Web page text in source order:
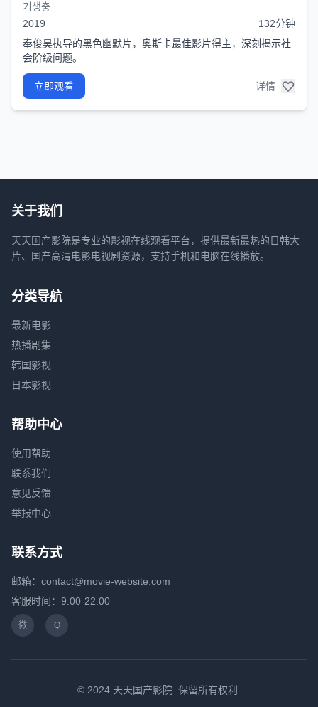
기생충
2019
132分钟
奉俊昊执导的黑色幽默片，奥斯卡最佳影片得主，深刻揭示社
会阶级问题。
立即观看 详情
关于我们
天天国产影院是专业的影视在线观看平台，提供最新最热的日韩大
片、国产高清电影电视剧资源，支持手机和电脑在线播放。
分类导航
最新电影
热播剧集
韩国影视
日本影视
帮助中心
使用帮助
联系我们
意见反馈
举报中心
联系方式
邮箱：contact@movie-website.com
客服时间：9:00-22:00
微 Q
© 2024 天天国产影院. 保留所有权利.